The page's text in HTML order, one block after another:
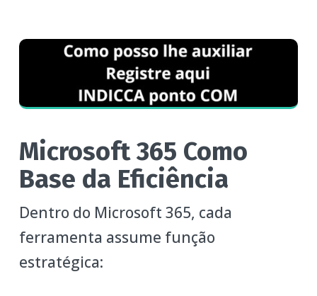
Microsoft 365 Como
Base da Eficiência
Dentro do Microsoft 365, cada
ferramenta assume função
estratégica: